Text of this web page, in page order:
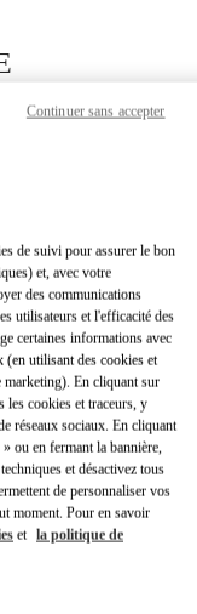
LINK
in New Tab
de suivi pour assurer le bon
et, avec votre
des communications
utilisateurs et l'efficacité des
certaines informations avec
(en utilisant des cookies et
marketing). En cliquant sur
les cookies et traceurs, y
réseaux sociaux. En cliquant
ou en fermant la bannière,
et désactivez tous
de personnaliser vos
moment. Pour en savoir
et la politique de
Continuer sans accepter